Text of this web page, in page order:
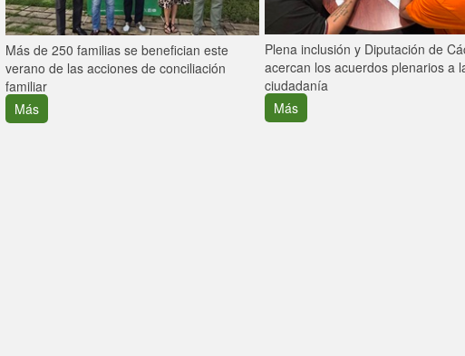
Más de 250 familias se benefician este
verano de las acciones de conciliación
familiar
Más
Plena inclusión y Diputación de
acercan los acuerdos plenarios a
ciudadanía
Más